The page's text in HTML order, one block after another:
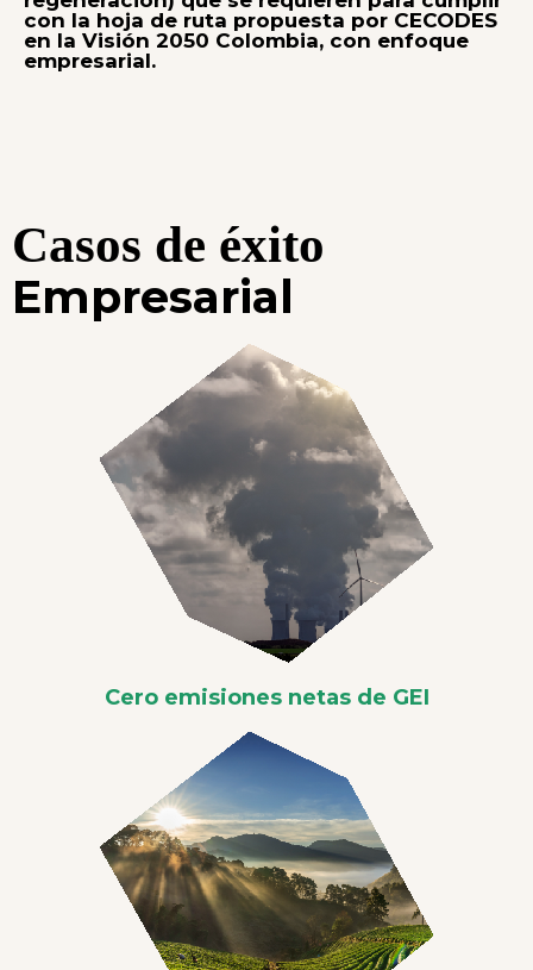
con la hoja de ruta propuesta por CECODES
en la Visión 2050 Colombia, con enfoque
empresarial.
Casos de éxito
Empresarial
Cero emisiones netas de GEI